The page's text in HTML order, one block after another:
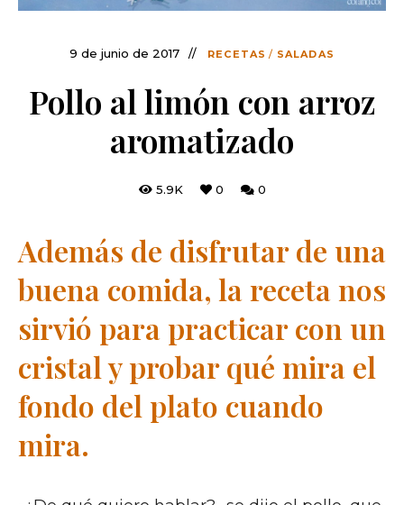
9 de junio de 2017 RECETAS / SALADAS
Pollo al limón con arroz
aromatizado
5.9K 0 0
Además de disfrutar de una
buena comida, la receta nos
sirvió para practicar con un
cristal y probar qué mira el
fondo del plato cuando
mira.